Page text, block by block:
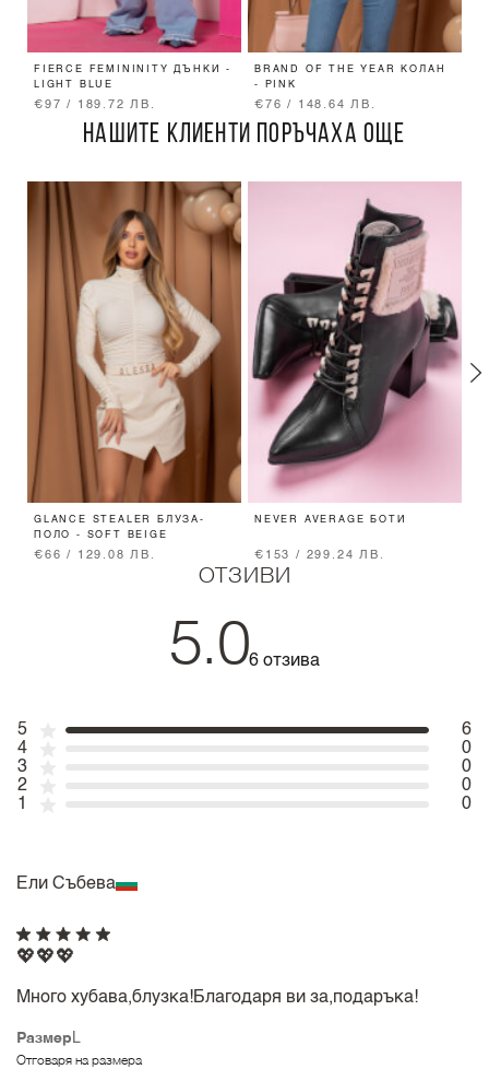
FIERCE FEMININITY ДЪНКИ -
LIGHT BLUE
€97 / 189.72 ЛВ.
BRAND OF THE YEAR КОЛАН
- PINK
€76 / 148.64 ЛВ.
НАШИТЕ КЛИЕНТИ ПОРЪЧАХА ОЩЕ
GLANCE STEALER БЛУЗА-
ПОЛО - SOFT BEIGE
€66 / 129.08 ЛВ.
NEVER AVERAGE БОТИ
€153 / 299.24 ЛВ.
ОТЗИВИ
5.06 отзива
5
6
4
0
3
0
2
0
1
0
Ели Събева
Размер L
Отговаря на размера
💖💖💖
Много хубава,блузка!Благодаря ви за,подаръка!